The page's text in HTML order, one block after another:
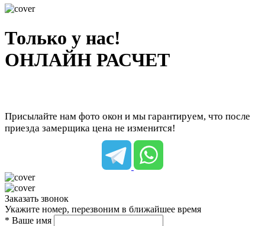
Только у нас!
ОНЛАЙН РАСЧЕТ
Присылайте нам фото окон и мы гарантируем, что после
приезда замерщика цена не изменится!
Заказать звонок
Укажите номер, перезвоним в ближайшее время
* Ваше имя